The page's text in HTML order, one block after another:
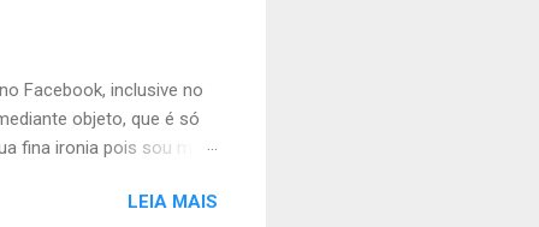
Facebook, inclusive no
objeto, que é só
fina ironia pois sou meio
solta um bordão ou
LEIA MAIS